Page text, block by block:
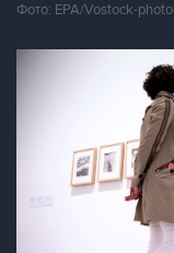
Фото: EPA/Vostock-photo